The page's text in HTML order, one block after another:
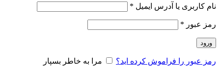
نام کاربری یا آدرس ایمیل *
رمز عبور *
ورود
رمز عبور را فراموش کرده اید؟ مرا به خاطر بسپار